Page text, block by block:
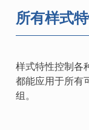
所有样式
样式特性控制各
都能应用于所有
组。